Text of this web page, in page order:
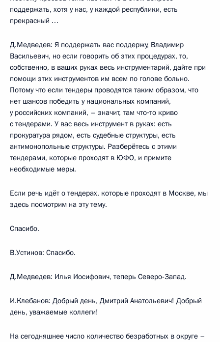
поддержать, хотя у нас, у каждой республики, есть
прекрасный …
Д.Медведев: Я поддержать вас поддержу, Владимир
Васильевич, но если говорить об этих процедурах, то,
собственно, в ваших руках весь инструментарий, дайте при
помощи этих инструментов им всем по голове больно.
Потому что если тендеры проводятся таким образом, что
нет шансов победить у национальных компаний,
у российских компаний, – значит, там что‑то криво
с тендерами. У вас весь инструмент в руках: есть
прокуратура рядом, есть судебные структуры, есть
антимонопольные структуры. Разберётесь с этими
тендерами, которые проходят в ЮФО, и примите
необходимые меры.
Если речь идёт о тендерах, которые проходят в Москве, мы
здесь посмотрим на эту тему.
Спасибо.
В.Устинов: Спасибо.
Д.Медведев: Илья Иосифович, теперь Северо-Запад.
И.Клебанов: Добрый день, Дмитрий Анатольевич! Добрый
день, уважаемые коллеги!
На сегодняшнее число количество безработных в округе –